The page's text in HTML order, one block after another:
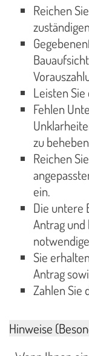
Reichen
Leisten Sie
Fehlen
zu
Reichen
ein.
Die untere
Antrag
Sie
Antrag
Zahlen Sie
Hinweise